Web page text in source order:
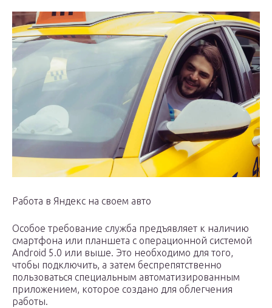
Работа в Яндекс на своем авто
Особое требование служба предъявляет к наличию
смартфона или планшета с операционной системой
Android 5.0 или выше. Это необходимо для того,
чтобы подключить, а затем беспрепятственно
пользоваться специальным автоматизированным
приложением, которое создано для облегчения
работы.